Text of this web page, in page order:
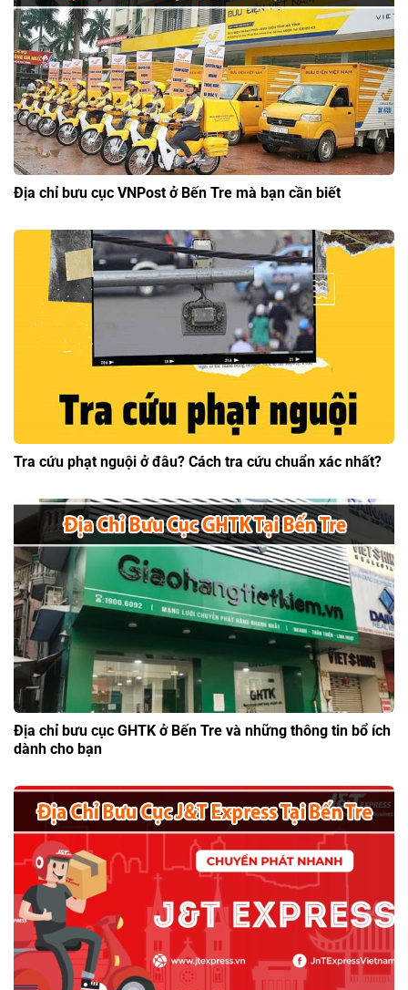
Địa chỉ bưu cục VNPost ở Bến Tre mà bạn cần biết
Tra cứu phạt nguội ở đâu? Cách tra cứu chuẩn xác nhất?
Địa chỉ bưu cục GHTK ở Bến Tre và những thông tin bổ ích
dành cho bạn